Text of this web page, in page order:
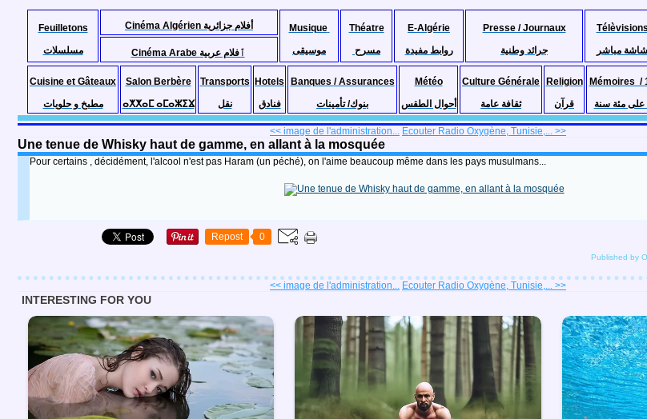
Feuilletons
مسلسلات
Cinéma Algérien أفلام جزائرية
Musique
موسيقى
Théatre
مسرح
E-Algérie
روابط مفيدة
Presse / Journaux
جرائد وطنية
Télèvisions
شاشة مباشر
Cinéma Arabe ٱفلام عربية
Cuisine et Gâteaux
مطبخ و حلويات
Salon Berbère
ⴰⵅⵅⴰⵎ ⴰⵎⴰⵣⵉⴴ
Transports
نقل
Hotels
فنادق
Banques / Assurances
بنوك/ تأمينات
Météo
أحوال الطقس
Culture Générale
ثقافة عامة
Religion
قرآن
Mémoires /
على مئة سنة
<< image de l'administration... Ecouter Radio Oxygène, Tunisie,... >>
Une tenue de Whisky haut de gamme, en allant à la mosquée
Pour certains , décidément, l'alcool n'est pas Haram (un péché), on l'aime beaucoup même dans les pays musulmans...
Repost 0
Published by
<< image de l'administration... Ecouter Radio Oxygène, Tunisie,... >>